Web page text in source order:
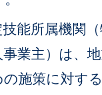
能所属機関
業主）は、
施策に対す